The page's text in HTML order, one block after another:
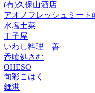
(有)久保山酒店
アオノフレッシュミート
水塩土菜
丁子屋
いわし料理 善
呑喰処さむ
OHESO
旬彩こはく
郷港